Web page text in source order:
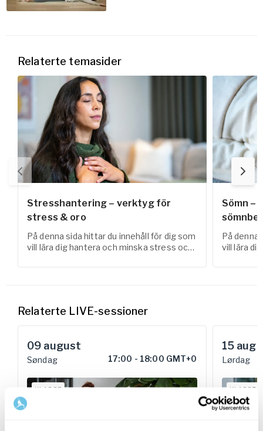
Relaterte temasider
Stresshantering – verktyg för
stress & oro
På denna sida hittar du innehåll för dig som
vill lära dig hantera och minska stress och
Sömn –
På denna
vill lära
Relaterte LIVE-sessioner
09 august
Søndag 17:00 - 18:00 GMT+0
KLASSE
15
Lørdag
KLASSE